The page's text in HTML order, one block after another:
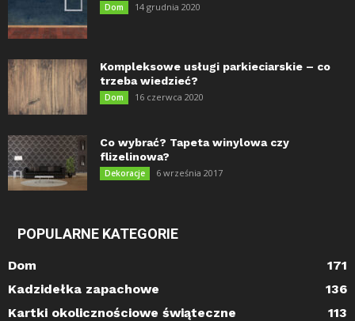
Dom 14 grudnia 2020
Kompleksowe usługi parkieciarskie – co
trzeba wiedzieć?
Dom 16 czerwca 2020
Co wybrać? Tapeta winylowa czy
flizelinowa?
Dekoracje 6 września 2017
POPULARNE KATEGORIE
Dom
171
Kadzidełka zapachowe
136
Kartki okolicznościowe świąteczne
113